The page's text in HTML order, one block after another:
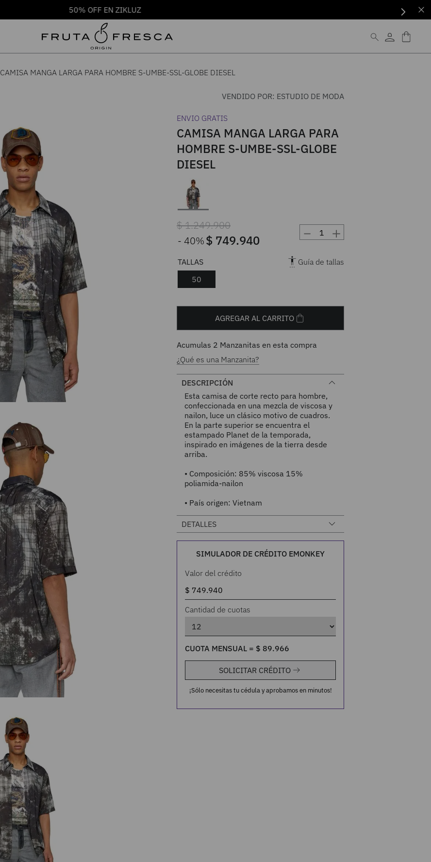
50% OFF EN ZIKLUZ
CAMISA MANGA LARGA PARA HOMBRE S-UMBE-SSL-GLOBE DIESEL
VENDIDO POR: ESTUDIO DE MODA
ENVIO GRATIS
CAMISA MANGA LARGA PARA
HOMBRE S-UMBE-SSL-GLOBE
DIESEL
$1.249.900
40%$ 749.940 ＋
－
50
Guía de tallas
AGREGAR AL CARRITO
Acumulas 2 Manzanitas en esta compra
¿Qué es una Manzanita?
DESCRIPCIÓN
Esta camisa de corte recto para hombre,
confeccionada en una mezcla de viscosa y
nailon, luce un clásico motivo de cuadros.
En la parte superior se encuentra el
estampado Planet de la temporada,
inspirado en imágenes de la tierra desde
arriba.
• Composición: 85% viscosa 15%
poliamida-nailon
• País origen: Vietnam
DETALLES
SIMULADOR DE CRÉDITO EMONKEY
Valor del crédito
Cantidad de cuotas
CUOTA MENSUAL = $ 89.966
SOLICITAR CRÉDITO
¡Sólo necesitas tu cédula y aprobamos en minutos!